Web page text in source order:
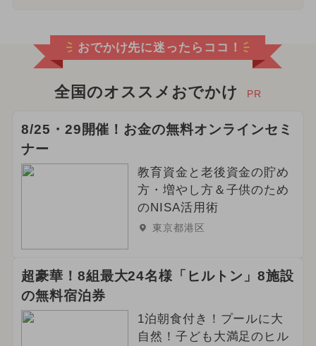
おでかけ先に迷ったらココ！
全国のオススメおでかけ PR
8/25・29開催！お金の無料オンラインセミ
ナー
教育資金と老後資金の貯め
方・増やし方＆子供のため
のNISA活用術
東京都港区
超豪華！8組最大24名様「ヒルトン」8施設
の無料宿泊券
1泊朝食付き！プールに大
自然！子ども大満足のヒル